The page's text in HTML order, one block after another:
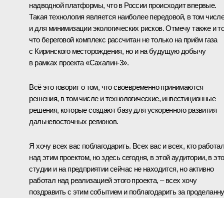
надводной платформы, что в России происходит впервые.
Такая технология является наиболее передовой, в том
и для минимизации экологических рисков. Отмечу также и
что береговой комплекс рассчитан не только на приём газа
с Киринского месторождения, но и на будущую добычу
в рамках проекта «Сахалин-3».
Всё это говорит о том, что своевременно принимаются
решения, в том числе и технологические, инвестиционные
решения, которые создают базу для ускоренного развития
дальневосточных регионов.
Я хочу всех вас поблагодарить. Всех вас и всех, кто работал
над этим проектом, но здесь сегодня, в этой аудитории, в
студии и на предприятии сейчас не находится, но активно
работал над реализацией этого проекта, – всех хочу
поздравить с этим событием и поблагодарить за